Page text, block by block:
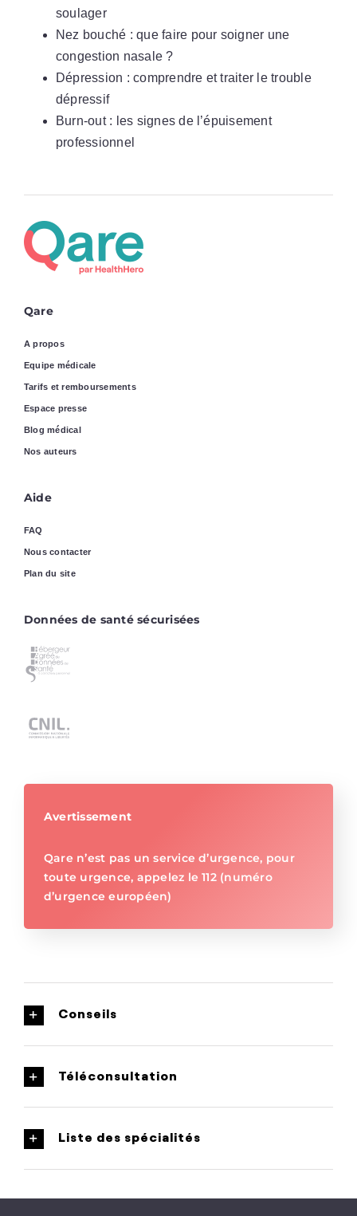
soulager
Nez bouché : que faire pour soigner une
congestion nasale ?
Dépression : comprendre et traiter le trouble
dépressif
Burn-out : les signes de l’épuisement
professionnel
Qare
A propos
Equipe médicale
Tarifs et remboursements
Espace presse
Blog médical
Nos auteurs
Aide
FAQ
Nous contacter
Plan du site
Données de santé sécurisées
Avertissement
Qare n’est pas un service d’urgence, pour
toute urgence, appelez le 112 (numéro
d’urgence européen)
Conseils
Téléconsultation
Liste des spécialités